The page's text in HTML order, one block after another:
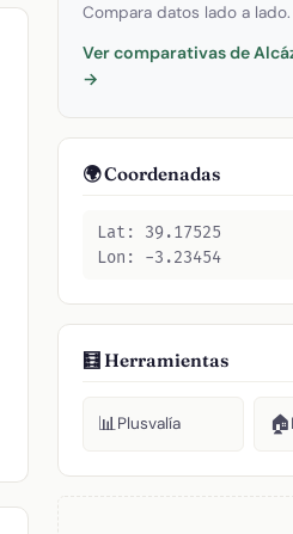
Compara datos lado a lado.
Ver comparativas de
→
🌍 Coordenadas
Lat: 39.17525
Lon: -3.23454
🧮 Herramientas
📊Plusvalía 🏠